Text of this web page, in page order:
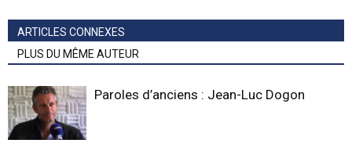
ARTICLES CONNEXES
PLUS DU MÊME AUTEUR
Paroles d’anciens : Jean-Luc Dogon